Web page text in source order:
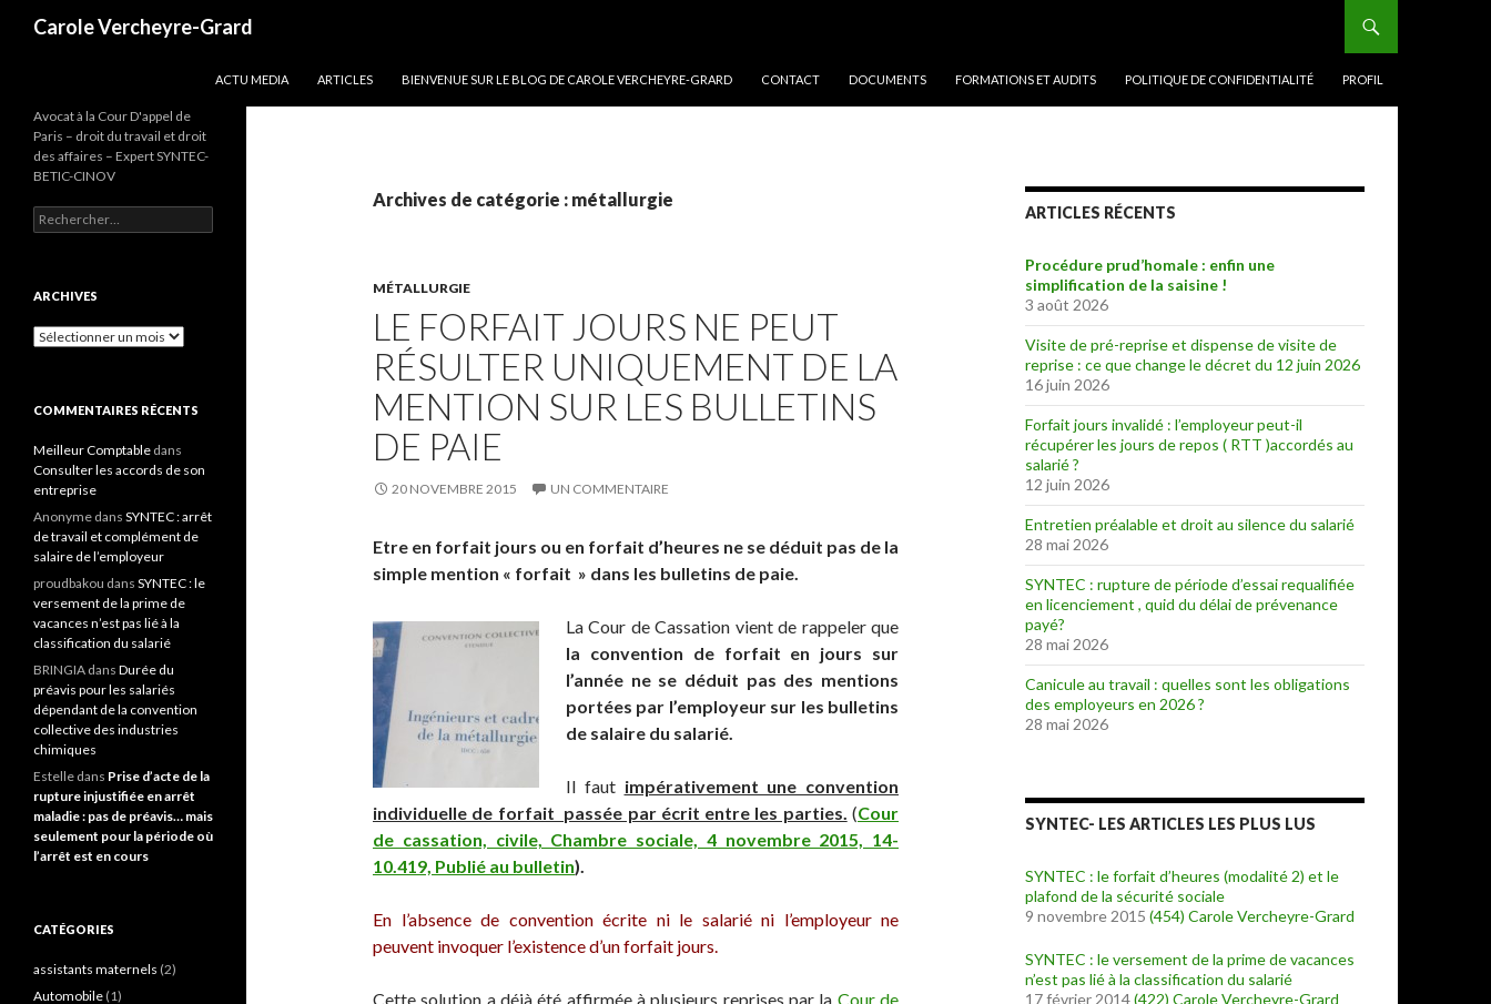
Carole Vercheyre-Grard
ACTU MEDIA
ARTICLES BIENVENUE SUR LE BLOG DE CAROLE VERCHEYRE-GRARD CONTACT DOCUMENTS FORMATIONS ET AUDITS POLITIQUE DE CONFIDENTIALITÉ PROFIL
Archives de catégorie : métallurgie
MÉTALLURGIE
LE FORFAIT JOURS NE PEUT
RÉSULTER UNIQUEMENT DE LA
MENTION SUR LES BULLETINS
DE PAIE
20 NOVEMBRE 2015 UN COMMENTAIRE
Etre en forfait jours ou en forfait d’heures ne se déduit pas de la
simple mention « forfait » dans les bulletins de paie.
La Cour de Cassation vient de rappeler que
la convention de forfait en jours sur
l’année ne se déduit pas des mentions
portées par l’employeur sur les bulletins
de salaire du salarié.
Il faut impérativement une convention
individuelle de forfait passée par écrit entre les parties. (Cour
de cassation, civile, Chambre sociale, 4 novembre 2015, 14-
10.419, Publié au bulletin).
En l’absence de convention écrite ni le salarié ni l’employeur ne
peuvent invoquer l’existence d’un forfait jours.
Cette solution a déjà été affirmée à plusieurs reprises par la Cour de
ARTICLES RÉCENTS
Procédure prud’homale : enfin une
simplification de la saisine !
3 août 2026
Visite de pré-reprise et dispense de visite de
reprise : ce que change le décret du 12 juin 2026
16 juin 2026
Forfait jours invalidé : l’employeur peut-il
récupérer les jours de repos ( RTT )accordés au
salarié ?
12 juin 2026
Entretien préalable et droit au silence du salarié
28 mai 2026
SYNTEC : rupture de période d’essai requalifiée
en licenciement , quid du délai de prévenance
payé?
28 mai 2026
Canicule au travail : quelles sont les obligations
des employeurs en 2026 ?
28 mai 2026
SYNTEC- LES ARTICLES LES PLUS LUS
SYNTEC : le forfait d’heures (modalité 2) et le
plafond de la sécurité sociale
9 novembre 2015 (454) Carole Vercheyre-Grard
SYNTEC : le versement de la prime de vacances
n’est pas lié à la classification du salarié
17 février 2014(422) Carole Vercheyre-Grard
Avocat à la Cour D'appel de
Paris – droit du travail et droit
des affaires – Expert SYNTEC-
BETIC-CINOV
Rechercher :
ARCHIVES
Archives
COMMENTAIRES RÉCENTS
Meilleur Comptable dans
Consulter les accords de son
entreprise
Anonyme dans SYNTEC : arrêt
de travail et complément de
salaire de l’employeur
proudbakou dans SYNTEC : le
versement de la prime de
vacances n’est pas lié à la
classification du salarié
BRINGIA dans Durée du
préavis pour les salariés
dépendant de la convention
collective des industries
chimiques
Estelle dans Prise d’acte de la
rupture injustifiée en arrêt
maladie : pas de préavis… mais
seulement pour la période où
l’arrêt est en cours
CATÉGORIES
assistants maternels (2)
Automobile (1)